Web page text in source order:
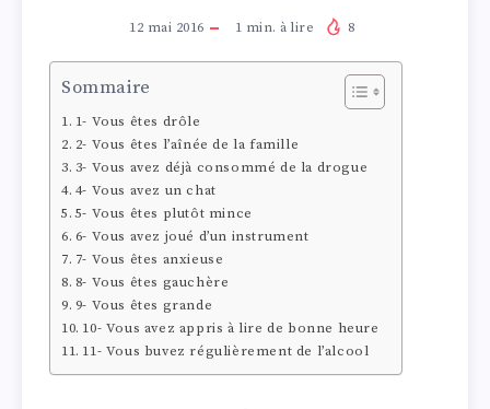
12 mai 2016 1 min. à lire 8
Sommaire
1- Vous êtes drôle
2- Vous êtes l’aînée de la famille
3- Vous avez déjà consommé de la drogue
4- Vous avez un chat
5- Vous êtes plutôt mince
6- Vous avez joué d’un instrument
7- Vous êtes anxieuse
8- Vous êtes gauchère
9- Vous êtes grande
10- Vous avez appris à lire de bonne heure
11- Vous buvez régulièrement de l’alcool